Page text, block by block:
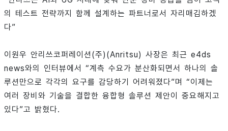
의 테스트 전략까지 함께 설계하는 파트너로서 자리매김하겠
다”
이원우 안리쓰코퍼레이션(주)(Anritsu) 사장은 최근 e4ds
news와의 인터뷰에서 “계측 수요가 분산화되면서 하나의 솔
루션만으로 각각의 요구를 감당하기 어려워졌다”며 “이제는
여러 장비와 기술을 결합한 융합형 솔루션 제안이 중요해지고
있다”고 밝혔다.